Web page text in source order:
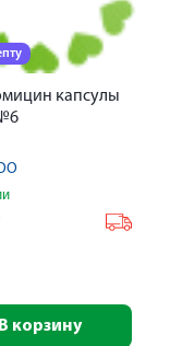
капсулы
В корзину